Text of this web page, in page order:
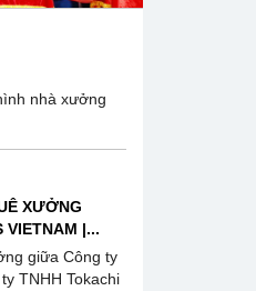
nhà xưởng
XƯỞNG
VIETNAM |...
giữa Công ty
TNHH Tokachi